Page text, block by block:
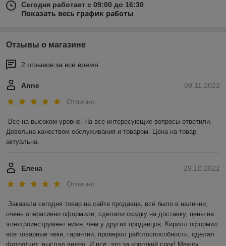
Сегодня работает с 09:00 до 16:30
Показать весь график работы
Отзывы о магазине
2 отзывов за всё время
09.11.2022
Anne
Отлично
Все на высоком уровне. На все интересующие вопросы ответили.
Довольна качеством обслуживания и товаром. Цена на товар
актуальна.
29.10.2022
Елена
Отлично
Заказала сегодня товар на сайте продавца, всё было в наличии,
очень оперативно оформили, сделали скидку на доставку, цены на
электроинструмент ниже, чем у других продавцов, Кирилл оформил
все товарные чеки, гарантии, проверил работоспособность, сделал
фотоотчет, выслал видео. И всё  это за короткий срок! Между